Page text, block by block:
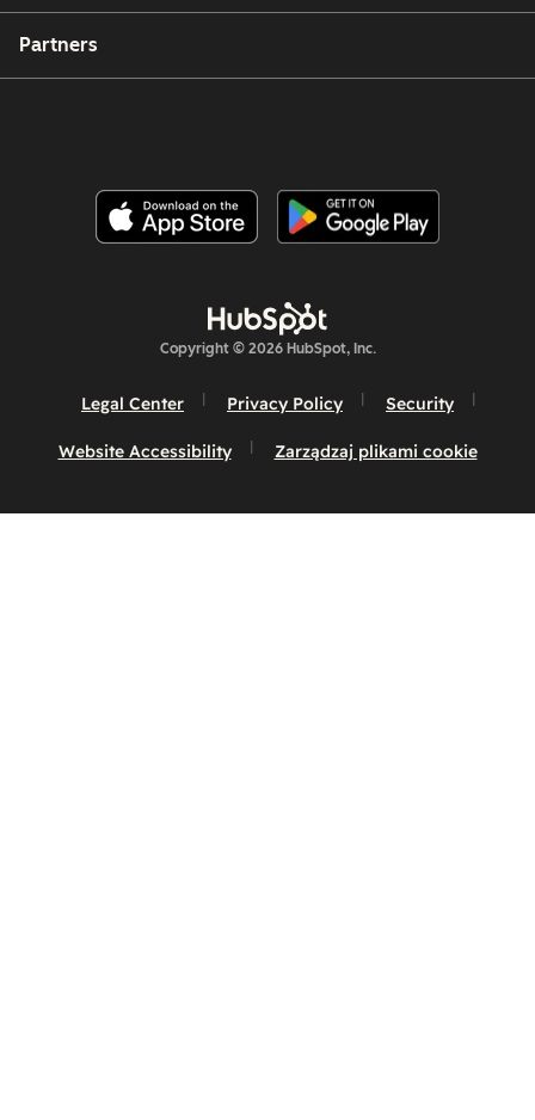
Partners
Copyright © 2026 HubSpot, Inc.
Legal Center Privacy Policy Security
Website Accessibility Zarządzaj plikami cookie